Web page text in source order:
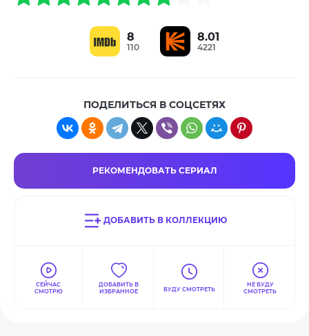
8
110
8.01
4221
ПОДЕЛИТЬСЯ В СОЦСЕТЯХ
РЕКОМЕНДОВАТЬ СЕРИАЛ
ДОБАВИТЬ В КОЛЛЕКЦИЮ
СЕЙЧАС
СМОТРЮ
ДОБАВИТЬ В
ИЗБРАННОЕ
БУДУ СМОТРЕТЬ
НЕ БУДУ
СМОТРЕТЬ